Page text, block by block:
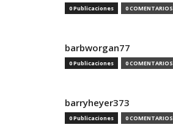
0 Publicaciones 0 COMENTARIOS
barbworgan77
0 Publicaciones 0 COMENTARIOS
barryheyer373
0 Publicaciones 0 COMENTARIOS